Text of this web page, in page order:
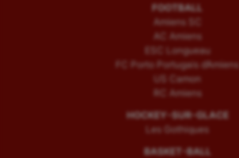
FOOTBALL
Amiens SC
AC Amiens
ESC Longueau
FC Porto Portugais d’Amiens
US Camon
RC Amiens
HOCKEY-SUR-GLACE
Les Gothiques
BASKET-BALL